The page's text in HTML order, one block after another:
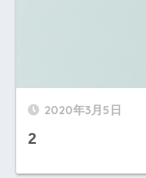
2020年3月5日
2